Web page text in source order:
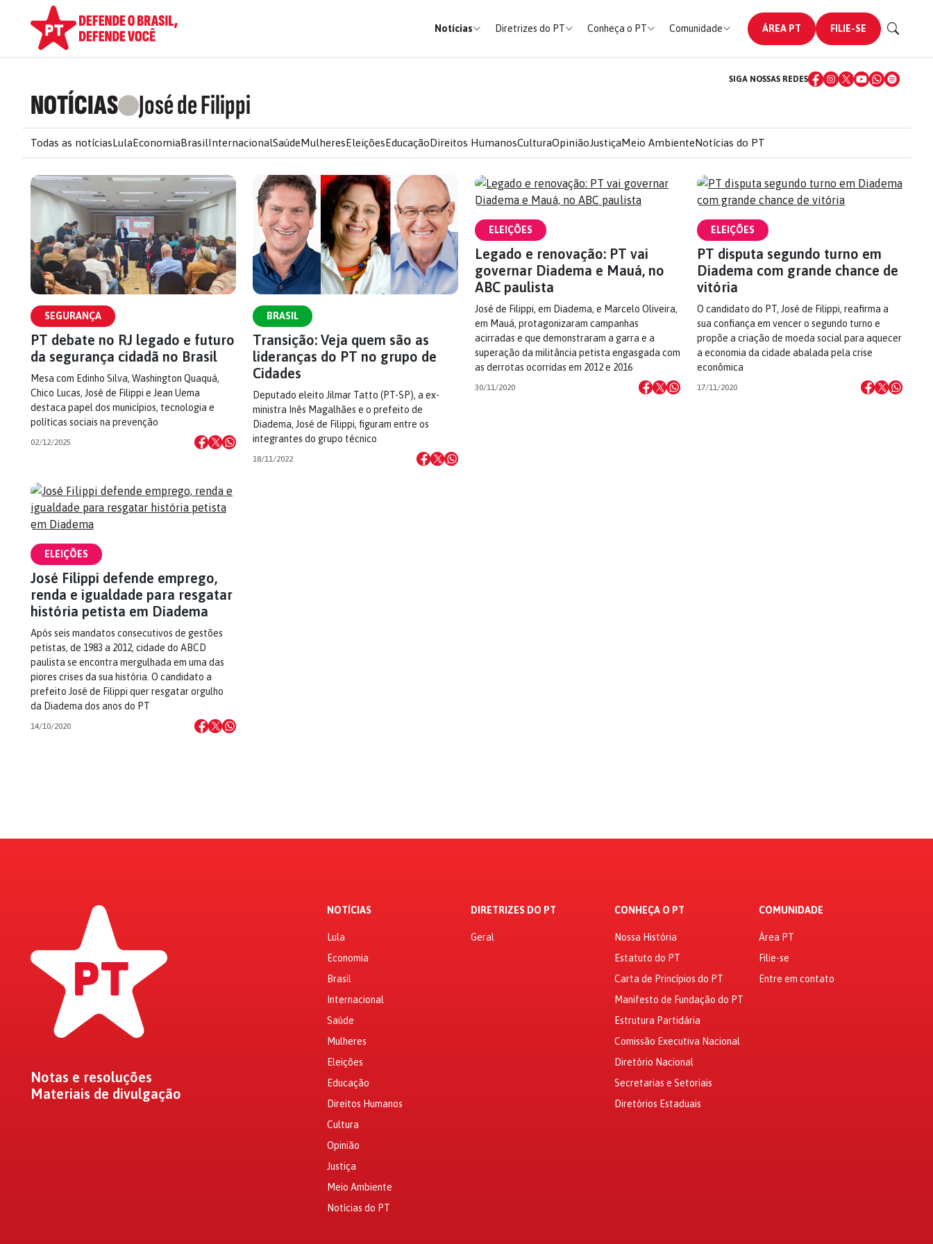
Notícias Diretrizes do PT Conheça o PT Comunidade ÁREA PT FILIE-SE
NOTÍCIAS José de Filippi
SIGA NOSSAS REDES
Todas as notíciasLulaEconomiaBrasilInternacionalSaúdeMulheresEleiçõesEducaçãoDireitos HumanosCulturaOpiniãoJustiçaMeio AmbienteNotícias do PT
SEGURANÇA
PT debate no RJ legado e futuro
da segurança cidadã no Brasil
Mesa com Edinho Silva, Washington Quaquá,
Chico Lucas, José de Filippi e Jean Uema
destaca papel dos municípios, tecnologia e
políticas sociais na prevenção
02/12/2025
BRASIL
Transição: Veja quem são as
lideranças do PT no grupo de
Cidades
Deputado eleito Jilmar Tatto (PT-SP), a ex-
ministra Inês Magalhães e o prefeito de
Diadema, José de Filippi, figuram entre os
integrantes do grupo técnico
18/11/2022
ELEIÇÕES
Legado e renovação: PT vai
governar Diadema e Mauá, no
ABC paulista
José de Filippi, em Diadema, e Marcelo Oliveira,
em Mauá, protagonizaram campanhas
acirradas e que demonstraram a garra e a
superação da militância petista engasgada com
as derrotas ocorridas em 2012 e 2016
30/11/2020
ELEIÇÕES
PT disputa segundo turno em
Diadema com grande chance de
vitória
O candidato do PT, José de Filippi, reafirma a
sua confiança em vencer o segundo turno e
propõe a criação de moeda social para aquecer
a economia da cidade abalada pela crise
econômica
17/11/2020
ELEIÇÕES
José Filippi defende emprego,
renda e igualdade para resgatar
história petista em Diadema
Após seis mandatos consecutivos de gestões
petistas, de 1983 a 2012, cidade do ABCD
paulista se encontra mergulhada em uma das
piores crises da sua história. O candidato a
prefeito José de Filippi quer resgatar orgulho
da Diadema dos anos do PT
14/10/2020
Notas e resoluções
Materiais de divulgação
NOTÍCIAS
Lula
Economia
Brasil
Internacional
Saúde
Mulheres
Eleições
Educação
Direitos Humanos
Cultura
Opinião
Justiça
Meio Ambiente
Notícias do PT
DIRETRIZES DO PT
Geral
CONHEÇA O PT
Nossa História
Estatuto do PT
Carta de Princípios do PT
Manifesto de Fundação do PT
Estrutura Partidária
Comissão Executiva Nacional
Diretório Nacional
Secretarias e Setoriais
Diretórios Estaduais
COMUNIDADE
Área PT
Filie-se
Entre em contato